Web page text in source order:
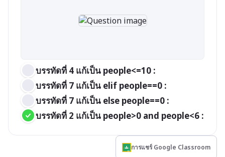
บรรทัดที่ 4 แก้เป็น people<=10 :
บรรทัดที่ 7 แก้เป็น elif people==0 :
บรรทัดที่ 7 แก้เป็น else people==0 :
บรรทัดที่ 2 แก้เป็น people>0 and people<6 :
การแชร์ Google Classroom